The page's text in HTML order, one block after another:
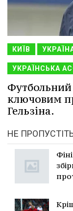
КИЇВ
УКРАЇНСЬКА
Футбольний
ключовим
Гельзіна.
НЕ